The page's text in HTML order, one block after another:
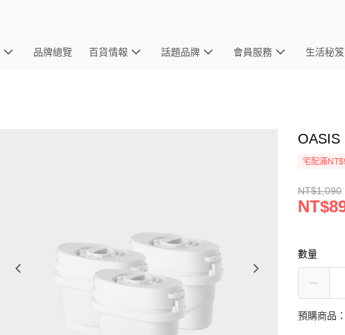
品牌總覽 百貨情報 話題品牌 會員服務 生活秘笈
OASIS
宅配滿
NT$1,090
數量
預購商品